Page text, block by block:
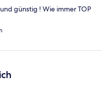
günstig ! Wie immer TOP